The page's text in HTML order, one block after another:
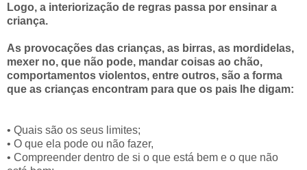
Logo, a interiorização de regras passa por ensinar a
criança.
As provocações das crianças, as birras, as mordidelas,
mexer no, que não pode, mandar coisas ao chão,
comportamentos violentos, entre outros, são a forma
que as crianças encontram para que os pais lhe digam:
• Quais são os seus limites;
• O que ela pode ou não fazer,
• Compreender dentro de si o que está bem e o que não